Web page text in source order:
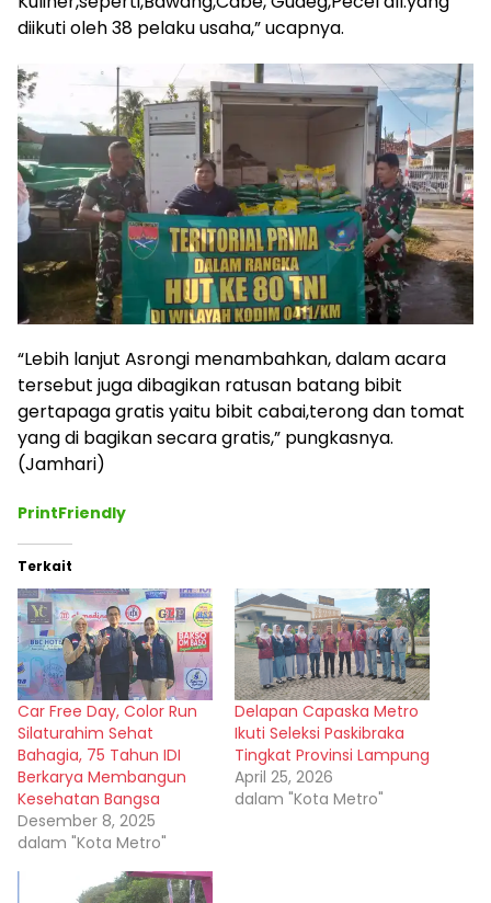
diikuti oleh 38 pelaku usaha,” ucapnya.
“Lebih lanjut Asrongi menambahkan, dalam acara
tersebut juga dibagikan ratusan batang bibit
gertapaga gratis yaitu bibit cabai,terong dan tomat
yang di bagikan secara gratis,” pungkasnya.
(Jamhari)
PrintFriendly
Terkait
Car Free Day, Color Run
Silaturahim Sehat
Bahagia, 75 Tahun IDI
Berkarya Membangun
Kesehatan Bangsa
Desember 8, 2025
dalam "Kota Metro"
Delapan Capaska Metro
Ikuti Seleksi Paskibraka
Tingkat Provinsi Lampung
April 25, 2026
dalam "Kota Metro"